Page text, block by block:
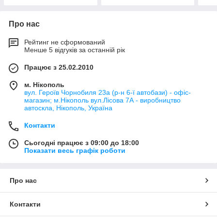
Про нас
Рейтинг не сформований
Менше 5 відгуків за останній рік
Працює з 25.02.2010
м. Нікополь
вул. Героїв Чорнобиля 23а (р-н 6-ї автобази) - офіс-
магазин; м.Нікополь вул.Лісова 7А - виробництво
автоскла, Нікополь, Україна
Контакти
Сьогодні працює з 09:00 до 18:00
Показати весь графік роботи
Про нас
Контакти